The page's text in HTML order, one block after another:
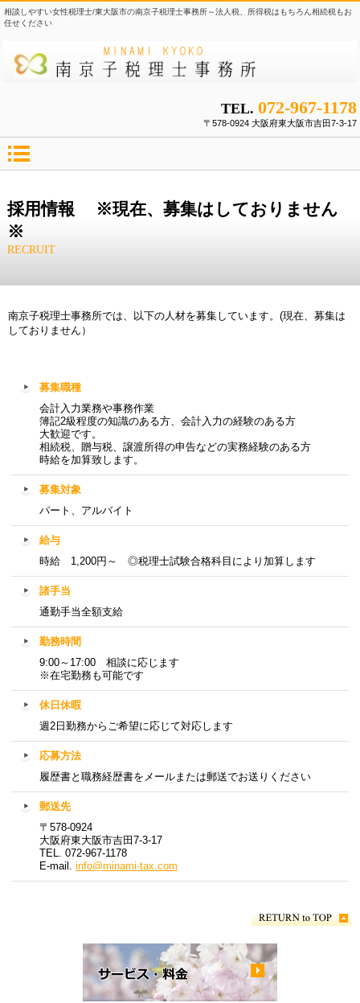
相談しやすい女性税理士/東大阪市の南京子税理士事務所～法人税、所得税はもちろん相続税もお
任せください
TEL. 072-967-1178
〒578-0924 大阪府東大阪市吉田7-3-17
採用情報 ※現在、募集はしておりません
※
RECRUIT
南京子税理士事務所では、以下の人材を募集しています。(現在、募集は
しておりません）
募集職種
会計入力業務や事務作業
簿記2級程度の知識のある方、会計入力の経験のある方
大歓迎です。
相続税、贈与税、譲渡所得の申告などの実務経験のある方
時給を加算致します。
募集対象
パート、アルバイト
給与
時給 1,200円～ ◎税理士試験合格科目により加算します
諸手当
通勤手当全額支給
勤務時間
9:00～17:00 相談に応じます
※在宅勤務も可能です
休日休暇
週2日勤務からご希望に応じて対応します
応募方法
履歴書と職務経歴書をメールまたは郵送でお送りください
郵送先
〒578-0924
大阪府東大阪市吉田7-3-17
TEL. 072-967-1178
E-mail. info@minami-tax.com